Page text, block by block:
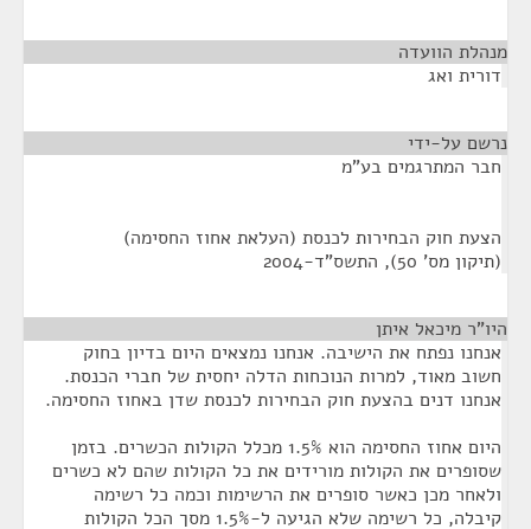
מנהלת הוועדה
דורית ואג
נרשם על-ידי
חבר המתרגמים בע"מ
הצעת חוק הבחירות לכנסת (העלאת אחוז החסימה)
(תיקון מס' 50), התשס"ד-2004
היו"ר מיכאל איתן
אנחנו נפתח את הישיבה. אנחנו נמצאים היום בדיון בחוק
חשוב מאוד, למרות הנוכחות הדלה יחסית של חברי הכנסת.
אנחנו דנים בהצעת חוק הבחירות לכנסת שדן באחוז החסימה.
היום אחוז החסימה הוא 1.5% מכלל הקולות הכשרים. בזמן
שסופרים את הקולות מורידים את כל הקולות שהם לא כשרים
ולאחר מכן כאשר סופרים את הרשימות וכמה כל רשימה
קיבלה, כל רשימה שלא הגיעה ל-1.5% מסך הכל הקולות